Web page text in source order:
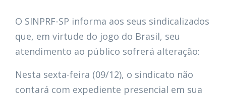
O SINPRF-SP informa aos seus sindicalizados
que, em virtude do jogo do Brasil, seu
atendimento ao público sofrerá alteração:
Nesta sexta-feira (09/12), o sindicato não
contará com expediente presencial em sua